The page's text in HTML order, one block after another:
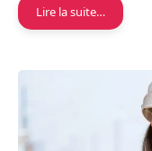
Lire la suite…